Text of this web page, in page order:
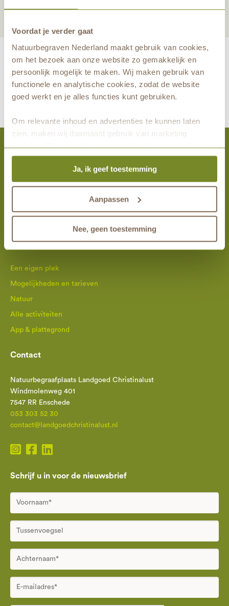
Voordat je verder gaat
Natuurbegraven Nederland maakt gebruik van cookies,
om het bezoek aan onze website zo gemakkelijk en
persoonlijk mogelijk te maken. Wij maken gebruik van
functionele en analytische cookies, zodat de website
goed werkt en je alles functies kunt gebruiken.
Om relevante inhoud en advertenties te kunnen laten
zien, maken wij daarnaast gebruik van marketing
cookies. Wij vragen hiervoor jouw toestemming. Het is
altijd mogelijk om je toestemming te veranderen. Alle
marketingprestaties worden geanalyseerd, zodat we
onze gasten nog beter kunnen helpen. Wil je meer weten
over het gebruik van cookies? Bekijk dan de andere
Ja, ik geef toestemming
Aanpassen
Nee, geen toestemming
maakt eeuwige grafrust in de natuur mogelijk samen met
Bezoek Landgoed Christinalust
Alle activiteiten
Meest gelezen
Een eigen plek
Mogelijkheden en tarieven
Natuur
Alle activiteiten
App & plattegrond
Contact
Natuurbegraafplaats Landgoed Christinalust
Windmolenweg 401
7547 RR Enschede
053 303 52 30
contact@landgoedchristinalust.nl
Schrijf u in voor de nieuwsbrief